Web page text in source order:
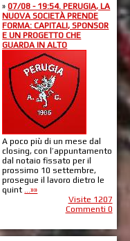
»07/08 - 19:54. PERUGIA, LA
NUOVA SOCIETÀ PRENDE
FORMA: CAPITALI, SPONSOR
E UN PROGETTO CHE
GUARDA IN ALTO
A poco più di un mese dal
closing, con l’appuntamento
dal notaio fissato per il
prossimo 10 settembre,
prosegue il lavoro dietro le
quint
...»»
Visite 1207
Commenti 0